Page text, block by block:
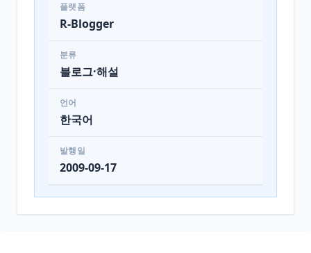
플랫폼
R-Blogger
분류
블로그·해설
언어
한국어
발행일
2009-09-17